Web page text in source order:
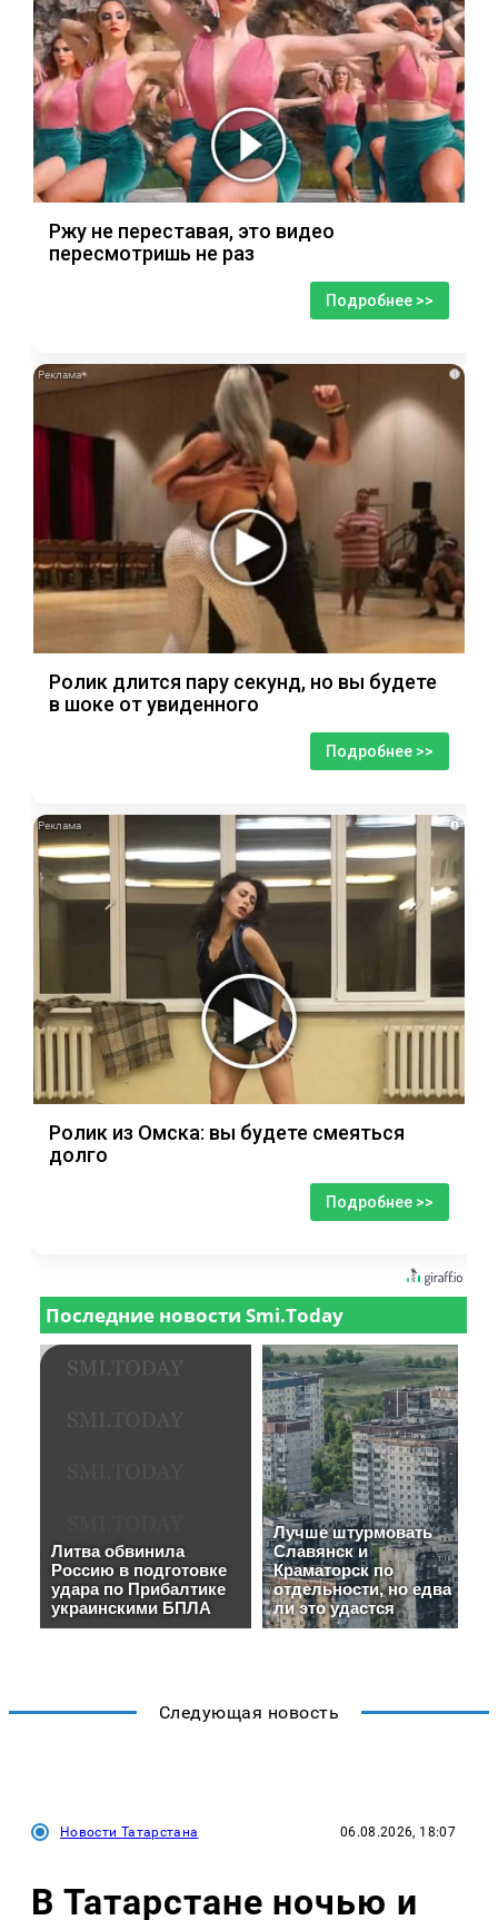
Ржу не переставая, это видео
пересмотришь не раз
Подробнее >>
i
Ролик длится пару секунд, но вы будете
в шоке от увиденного
Подробнее >>
i
Ролик из Омска: вы будете смеяться
долго
Подробнее >>
Следующая новость
Новости Татарстана 06.08.2026, 18:07
В Татарстане ночью и